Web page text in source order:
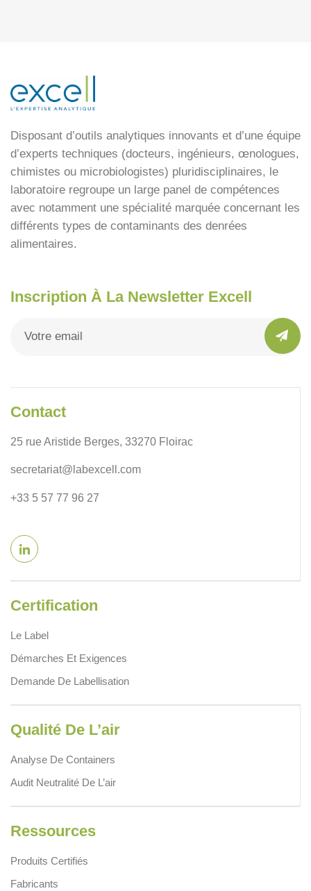
Disposant d’outils analytiques innovants et d’une équipe
d’experts techniques (docteurs, ingénieurs, œnologues,
chimistes ou microbiologistes) pluridisciplinaires, le
laboratoire regroupe un large panel de compétences
avec notamment une spécialité marquée concernant les
différents types de contaminants des denrées
alimentaires.
Inscription À La Newsletter Excell
Contact
25 rue Aristide Berges, 33270 Floirac
secretariat@labexcell.com
+33 5 57 77 96 27
Certification
Le Label
Démarches Et Exigences
Demande De Labellisation
Qualité De L’air
Analyse De Containers
Audit Neutralité De L’air
Ressources
Produits Certifiés
Fabricants